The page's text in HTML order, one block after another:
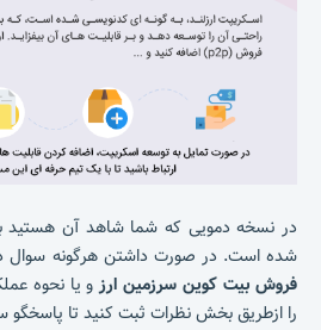
در نسخه دمویی که شما شاهد آن هستید
شده است. در صورت داشتن هرگونه
فروش بیت کوین سرزمین ارزو یا نحوه
را ازطریق بخش نظرات ثبت کنید تا پاسخگو